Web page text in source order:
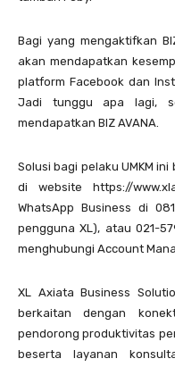
Bagi yang mengaktifkan
akan mendapatkan
platform Facebook dan
Jadi tunggu apa lagi,
mendapatkan BIZ AVANA.
Solusi bagi pelaku UMKM
di website https://
WhatsApp Business di
pengguna XL), atau 021-
menghubungi Account
XL Axiata Business
berkaitan dengan
pendorong produktivitas
beserta layanan